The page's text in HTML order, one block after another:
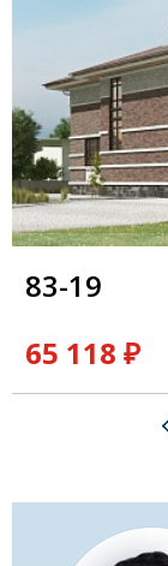
83-19
65 118 ₽